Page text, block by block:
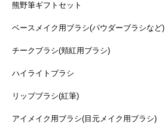
熊野筆ギフトセット
ベースメイク用ブラシ(パウダーブラシなど)
チークブラシ(頬紅用ブラシ)
ハイライトブラシ
リップブラシ(紅筆)
アイメイク用ブラシ(目元メイク用ブラシ)